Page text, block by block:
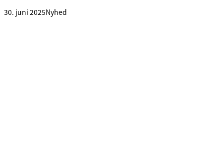
30. juni 2025Nyhed